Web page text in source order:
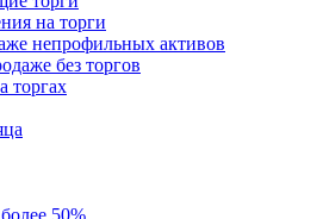
на торги
непрофильных активов
без торгов
торгах
50%